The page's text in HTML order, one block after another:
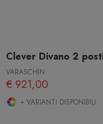
Clever Divano 2
VARASCHIN
€ 921,00
+ VARIANTI DISPONIBILI